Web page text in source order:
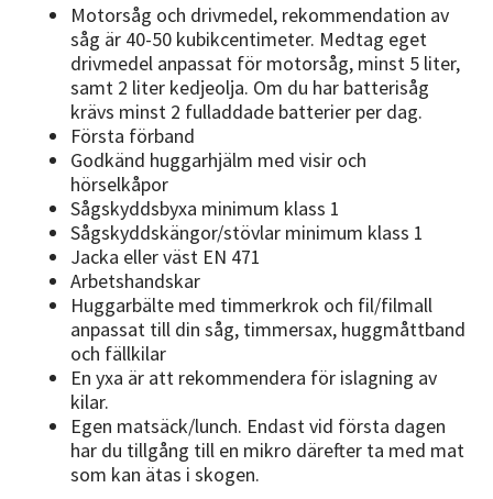
Motorsåg och drivmedel, rekommendation av
såg är 40-50 kubikcentimeter. Medtag eget
drivmedel anpassat för motorsåg, minst 5 liter,
samt 2 liter kedjeolja. Om du har batterisåg
krävs minst 2 fulladdade batterier per dag.
Första förband
Godkänd huggarhjälm med visir och
hörselkåpor
Sågskyddsbyxa minimum klass 1
Sågskyddskängor/stövlar minimum klass 1
Jacka eller väst EN 471
Arbetshandskar
Huggarbälte med timmerkrok och fil/filmall
anpassat till din såg, timmersax, huggmåttband
och fällkilar
En yxa är att rekommendera för islagning av
kilar.
Egen matsäck/lunch. Endast vid första dagen
har du tillgång till en mikro därefter ta med mat
som kan ätas i skogen.